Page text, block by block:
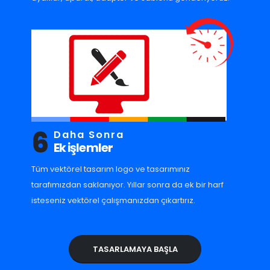
6 Daha Sonra
Ek işlemler
Tüm vektörel tasarım logo ve tasarımınız
tarafımızdan saklanıyor. Yıllar sonra da ek bir harf
isteseniz vektörel çalışmanızdan çıkartırız.
TASARLAMAYA BAŞLA